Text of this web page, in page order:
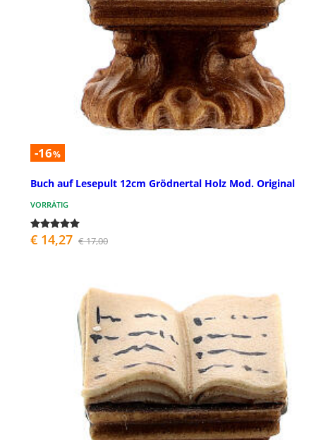
-16%
Buch auf Lesepult 12cm Grödnertal Holz Mod. Original
VORRÄTIG
€ 14,27 € 17,00